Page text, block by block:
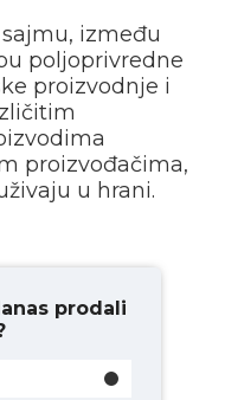
između
poljoprivredne
proizvodnje i
proizvođačima,
u hrani.
prodali